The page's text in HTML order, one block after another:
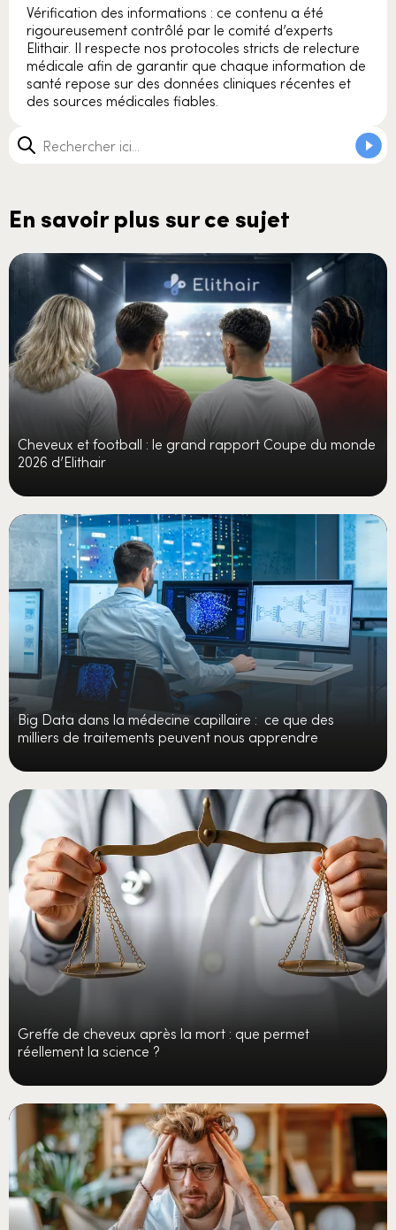
Vérification des informations : ce contenu a été
rigoureusement contrôlé par le comité d’experts
Elithair. Il respecte nos protocoles stricts de relecture
médicale afin de garantir que chaque information de
santé repose sur des données cliniques récentes et
des sources médicales fiables.
En savoir plus sur ce sujet
Cheveux et football : le grand rapport Coupe du monde
2026 d’Elithair
Big Data dans la médecine capillaire : ce que des
milliers de traitements peuvent nous apprendre
Greffe de cheveux après la mort : que permet
réellement la science ?